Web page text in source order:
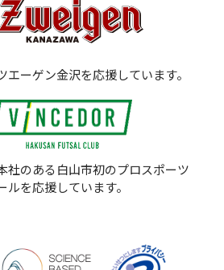
エーゲン金沢を応援しています。
社のある白山市初のプロスポーツ
を応援しています。